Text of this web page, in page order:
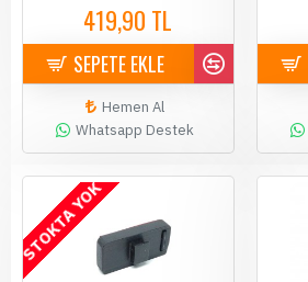
419,90 TL
SEPETE EKLE
Hemen Al
Whatsapp Destek
STOKTA YOK